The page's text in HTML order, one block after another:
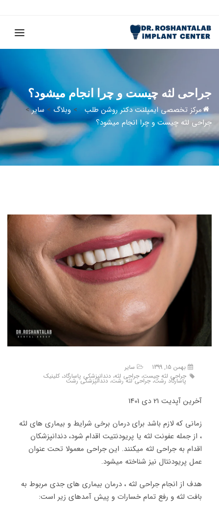
جراحی لثه چیست و چرا انجام میشود؟
مرکز تخصصی ایمپلنت دکتر روشن طلب >وبلاگ > سایر>
جراحی لثه چیست و چرا انجام میشود؟
بهمن 15, 1399
سایر
جراحی لثه چیست، جراحی لثه، دندانپزشکی پاسارگاد، کلینیک
پاسارگاد رشت، جراحی لثه رشت، دندانپزشکی رشت
آخرین آپدیت 21 دی 1401
زمانی که لازم باشد برای درمان برخی شرایط و بیماری های لثه
، از جمله عفونت لثه یا پریودنتیت اقدام شود، دندانپزشکان
اقدام به جراحی لثه میکنند. این جراحی معمولا تحت عنوان
عمل پریودنتال نیز شناخته میشود.
هدف از انجام جراحی لثه ، درمان بیماری های جدی مربوط به
بافت لثه و رفع تمام خسارات و پیش آمدهای زیر است: